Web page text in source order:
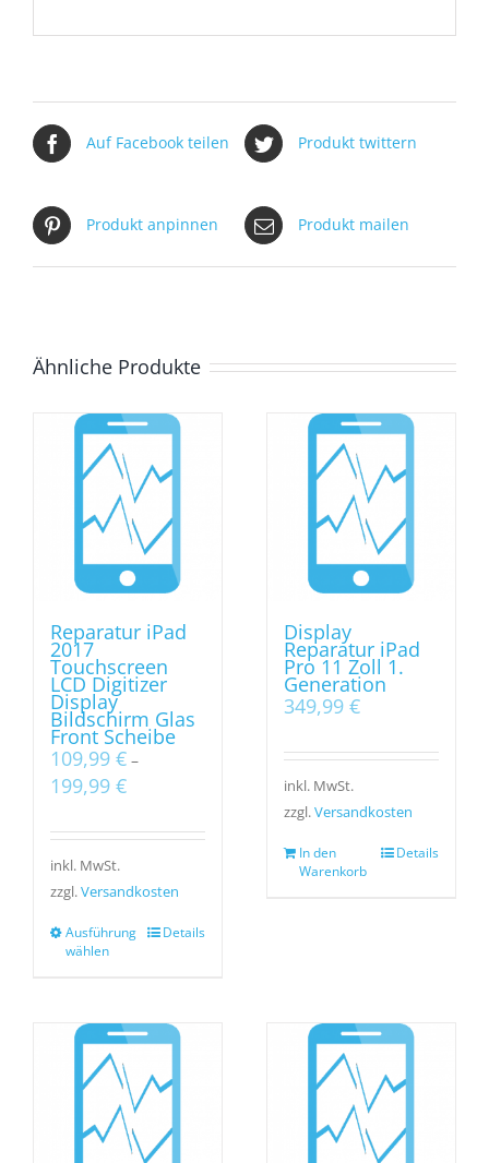
Auf Facebook teilen Produkt twittern
Produkt anpinnen Produkt mailen
Ähnliche Produkte
Reparatur iPad
2017
Touchscreen
LCD Digitizer
Display
Bildschirm Glas
Front Scheibe
109,99 € –
199,99 €
inkl. MwSt.
zzgl.Versandkosten
Ausführung
wählen
Details
Display
Reparatur iPad
Pro 11 Zoll 1.
Generation
349,99 €
inkl. MwSt.
zzgl.Versandkosten
In den
Warenkorb
Details